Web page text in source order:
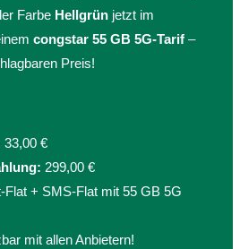
Farbe Hellgrün jetzt im
congstar 55 GB 5G-Tarif –
Preis!
33,00 €
299,00 €
Flat + SMS-Flat mit 55 GB 5G
mit allen Anbietern!